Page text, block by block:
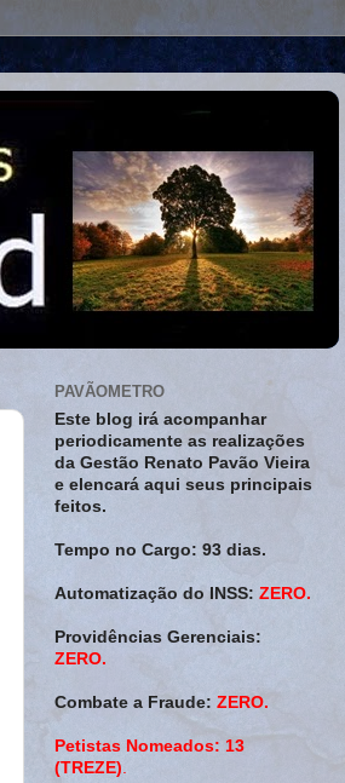
PAVÃOMETRO
Este blog irá acompanhar
periodicamente as realizações
da Gestão Renato Pavão Vieira
e elencará aqui seus principais
feitos.
Tempo no Cargo: 93 dias.
Automatização do INSS: ZERO.
Providências Gerenciais:
ZERO.
Combate a Fraude: ZERO.
Petistas Nomeados: 13
(TREZE)